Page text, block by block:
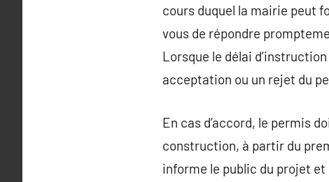
cours duquel la mairie peut
vous de répondre
Lorsque le délai
acceptation ou un rejet du
En cas d’accord, le permis
construction, à partir du
informe le public du projet